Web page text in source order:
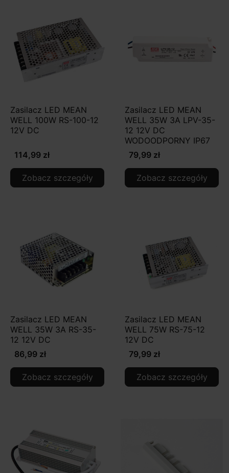
Zasilacz LED MEAN
WELL 100W RS-100-12
12V DC
114,99 zł
Zobacz szczegóły
Zasilacz LED MEAN
WELL 35W 3A LPV-35-
12 12V DC
WODOODPORNY IP67
79,99 zł
Zobacz szczegóły
Zasilacz LED MEAN
WELL 35W 3A RS-35-
12 12V DC
86,99 zł
Zobacz szczegóły
Zasilacz LED MEAN
WELL 75W RS-75-12
12V DC
79,99 zł
Zobacz szczegóły